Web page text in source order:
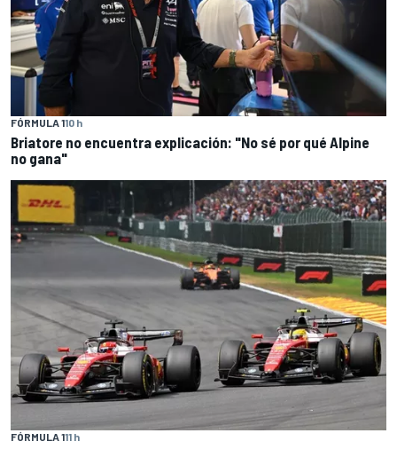
FÓRMULA 110 h
Briatore no encuentra explicación: "No sé por qué Alpine
no gana"
FÓRMULA 111 h